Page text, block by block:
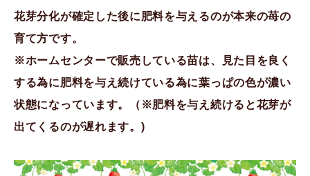
花芽分化が確定した後に肥料を与えるのが本来の苺の
育て方です。
※ホームセンターで販売している苗は、見た目を良く
する為に肥料を与え続けている為に葉っぱの色が濃い
状態になっています。（※肥料を与え続けると花芽が
出てくるのが遅れます。)